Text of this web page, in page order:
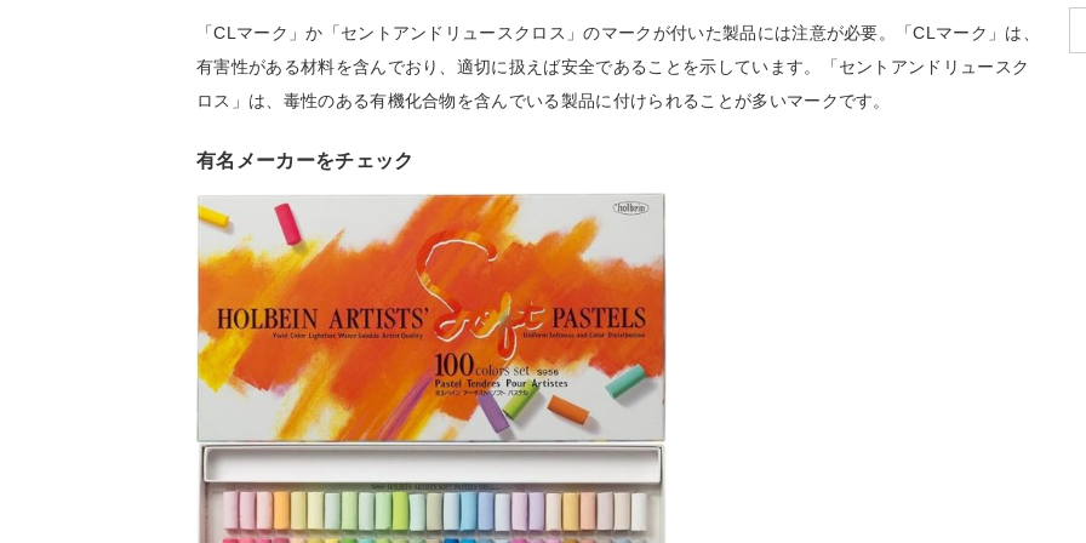
「CLマーク」か「セントアンドリュースクロス」のマークが付いた製品には注意が必要。「CLマーク」は、
有害性がある材料を含んでおり、適切に扱えば安全であることを示しています。「セントアンドリュースク
ロス」は、毒性のある有機化合物を含んでいる製品に付けられることが多いマークです。
有名メーカーをチェック